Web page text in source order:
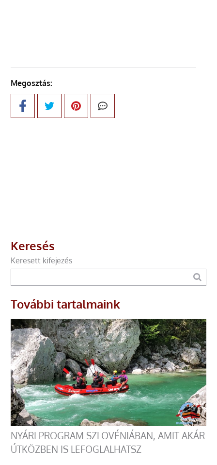
Megosztás:
Keresés
Keresett kifejezés
További tartalmaink
NYÁRI PROGRAM SZLOVÉNIÁBAN, AMIT AKÁR
ÚTKÖZBEN IS LEFOGLALHATSZ